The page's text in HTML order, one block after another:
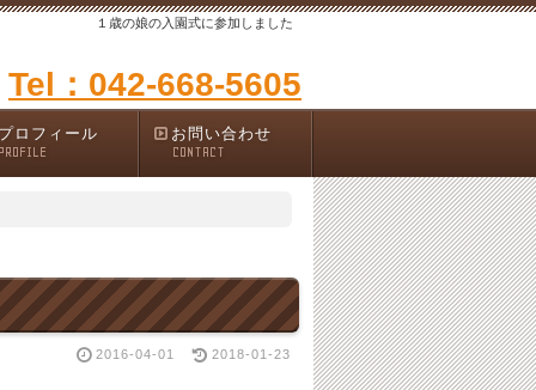
１歳の娘の入園式に参加しました
Tel：042-668-5605
ロフィール お問い合わせ
CONTACT
2016-04-01 2018-01-23